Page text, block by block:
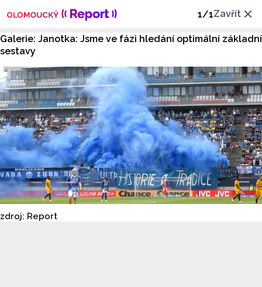
1/1Zavřít
Galerie: Janotka: Jsme ve fázi hledání optimální základní
sestavy
zdroj: Report